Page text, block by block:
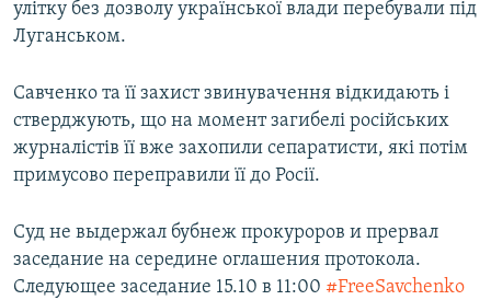
улітку без дозволу української влади перебували під
Луганськом.
Савченко та її захист звинувачення відкидають і
стверджують, що на момент загибелі російських
журналістів її вже захопили сепаратисти, які потім
примусово переправили її до Росії.
Суд не выдержал бубнеж прокуроров и прервал
заседание на середине оглашения протокола.
Следующее заседание 15.10 в 11:00 #FreeSavchenko